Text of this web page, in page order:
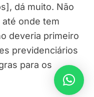
dá muito. Não
onde tem
deveria primeiro
previdenciários
para os